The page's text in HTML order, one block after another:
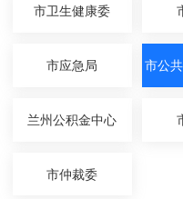
市卫生健康委
市应急局 市公
兰州公积金中心
市仲裁委